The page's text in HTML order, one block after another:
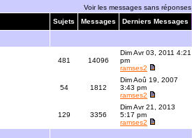
Voir les messages sans réponses
Sujets Messages Derniers Messages
481 14096
Dim Avr 03, 2011 4:21
pm
ramses2
54 1812
Dim Aoû 19, 2007
3:43 pm
ramses2
129 3356
Dim Avr 21, 2013
5:17 pm
ramses2